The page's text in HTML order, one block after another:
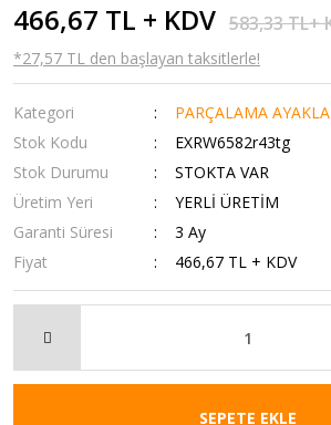
466,67 TL + KDV 583,33 TL+
*27,57 TL den başlayan taksitlerle!
Kategori
PARÇALAMA
Stok Kodu
EXRW6582r43tg
Stok Durumu
STOKTA VAR
Üretim Yeri
YERLİ ÜRETİM
Garanti Süresi
3 Ay
Fiyat
466,67 TL + KDV
SEPETE EKLE